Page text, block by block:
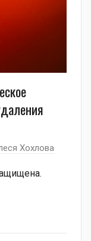
Хохлова